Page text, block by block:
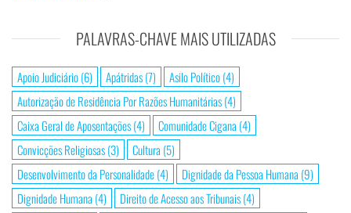
PALAVRAS-CHAVE MAIS UTILIZADAS
Apoio Judiciário(6) Apátridas(7) Asilo Político(4)
Autorização de Residência Por Razões Humanitárias(4)
Caixa Geral de Aposentações(4) Comunidade Cigana (4)
Convicções Religiosas(3) Cultura (5)
Desenvolvimento da Personalidade(4) Dignidade da Pessoa Humana (9)
Dignidade Humana (4) Direito de Acesso aos Tribunais(4)